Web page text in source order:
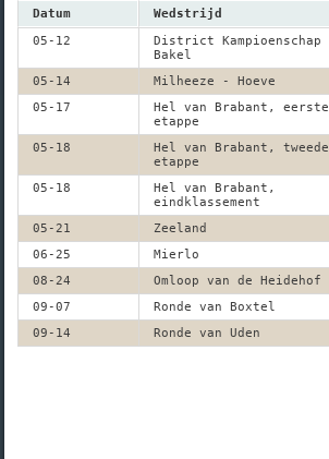
Datum Wedstrijd
05-12
District Kampioenschap
Bakel
05-14 Milheeze - Hoeve
05-17
Hel van Brabant, eerste
etappe
05-18
Hel van Brabant, tweede
etappe
05-18
Hel van Brabant,
eindklassement
05-21 Zeeland
06-25
Mierlo
08-24
Omloop van de Heidehof
09-07
Ronde van Boxtel
09-14
Ronde van Uden